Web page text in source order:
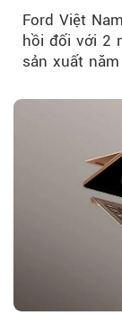
Ford Việt
hồi đối với 2
sản xuất